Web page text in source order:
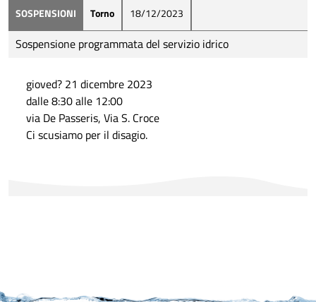
SOSPENSIONI Torno 18/12/2023
Sospensione programmata del servizio idrico
gioved? 21 dicembre 2023
dalle 8:30 alle 12:00
via De Passeris, Via S. Croce
Ci scusiamo per il disagio.